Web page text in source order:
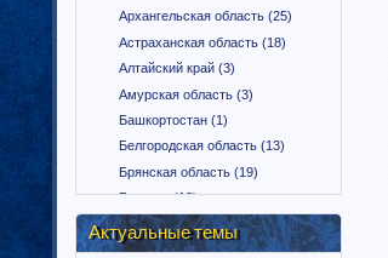
Архангельская область (25)
Астраханская область (18)
Алтайский край (3)
Амурская область (3)
Башкортостан (1)
Белгородская область (13)
Брянская область (19)
Бурятия (12)
Владимирская область (15)
Вологодская область (9)
Актуальные темы